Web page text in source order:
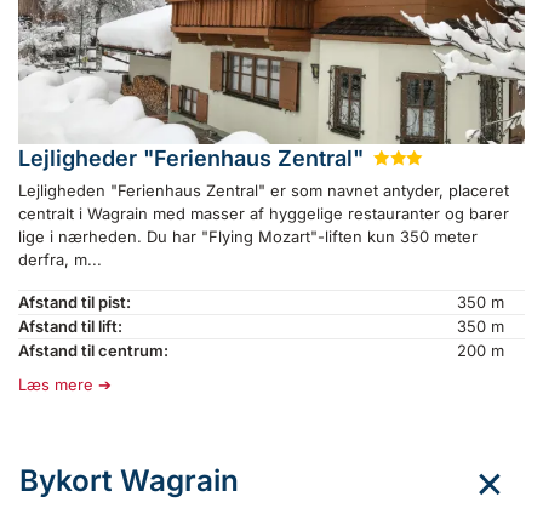
Lejligheder "Ferienhaus Zentral" ★★
Lejligheden "Ferienhaus Zentral" er som navnet antyder, placeret
centralt i Wagrain med masser af hyggelige restauranter og barer
lige i nærheden. Du har "Flying Mozart"-liften kun 350 meter
derfra, m...
Afstand til pist:
350 m
Afstand til lift:
350 m
Afstand til centrum:
200 m
Læs mere
Bykort Wagrain